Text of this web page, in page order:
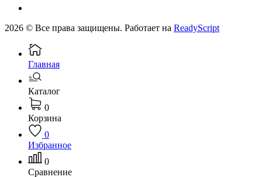
2026 © Все права защищены. Работает на ReadyScript
Главная
Каталог
0
Корзина
0
Избранное
0
Сравнение